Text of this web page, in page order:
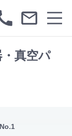
・真空パ